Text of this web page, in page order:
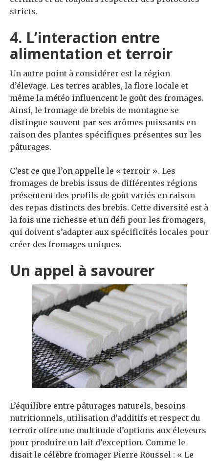
stricts.
4. L’interaction entre
alimentation et terroir
Un autre point à considérer est la région
d’élevage. Les terres arables, la flore locale et
même la météo influencent le goût des fromages.
Ainsi, le fromage de brebis de montagne se
distingue souvent par ses arômes puissants en
raison des plantes spécifiques présentes sur les
pâturages.
C’est ce que l’on appelle le « terroir ». Les
fromages de brebis issus de différentes régions
présentent des profils de goût variés en raison
des repas distincts des brebis. Cette diversité est à
la fois une richesse et un défi pour les fromagers,
qui doivent s’adapter aux spécificités locales pour
créer des fromages uniques.
Un appel à savourer
L’équilibre entre pâturages naturels, besoins
nutritionnels, utilisation d’additifs et respect du
terroir offre une multitude d’options aux éleveurs
pour produire un lait d’exception. Comme le
disait le célèbre fromager Pierre Roussel : « Le